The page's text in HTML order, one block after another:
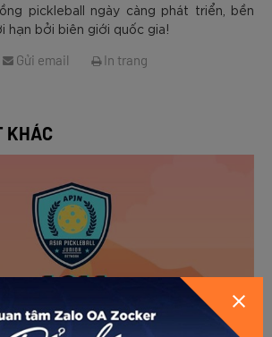
pickleball ngày càng phát triển, bền
hạn bởi biên giới quốc gia!
Gửi email In trang
KHÁC